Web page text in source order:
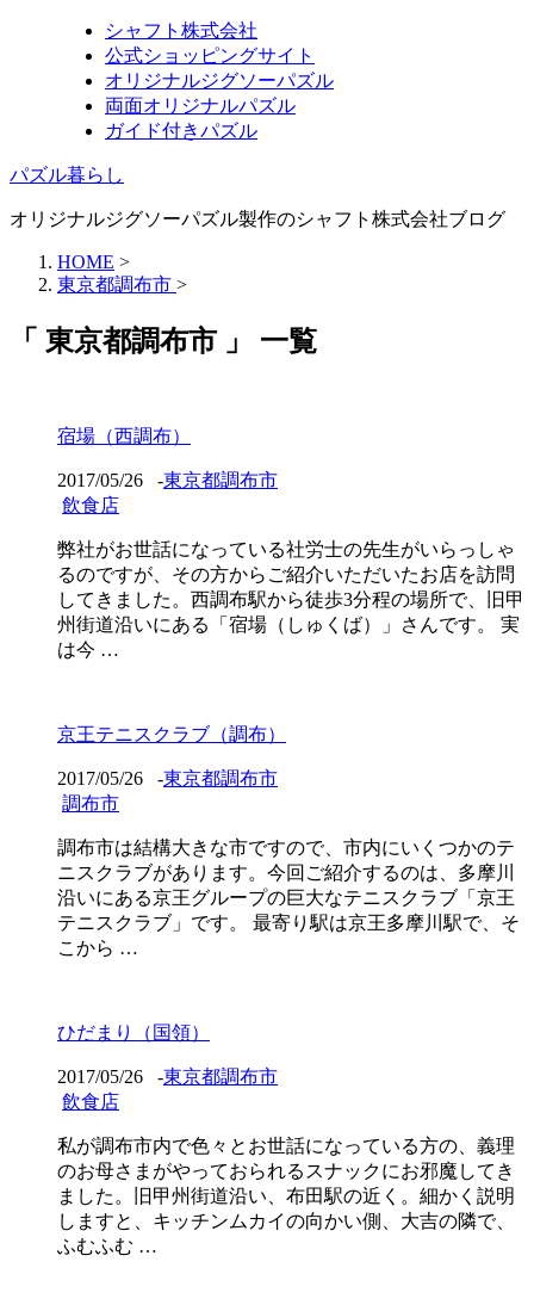
シャフト株式会社
公式ショッピングサイト
オリジナルジグソーパズル
両面オリジナルパズル
ガイド付きパズル
パズル暮らし
オリジナルジグソーパズル製作のシャフト株式会社ブログ
HOME >
東京都調布市 >
「 東京都調布市 」 一覧
宿場（西調布）
2017/05/26 -東京都調布市
飲食店
弊社がお世話になっている社労士の先生がいらっしゃ
るのですが、その方からご紹介いただいたお店を訪問
してきました。西調布駅から徒歩3分程の場所で、旧甲
州街道沿いにある「宿場（しゅくば）」さんです。 実
は今 …
京王テニスクラブ（調布）
2017/05/26 -東京都調布市
調布市
調布市は結構大きな市ですので、市内にいくつかのテ
ニスクラブがあります。今回ご紹介するのは、多摩川
沿いにある京王グループの巨大なテニスクラブ「京王
テニスクラブ」です。 最寄り駅は京王多摩川駅で、そ
こから …
ひだまり（国領）
2017/05/26 -東京都調布市
飲食店
私が調布市内で色々とお世話になっている方の、義理
のお母さまがやっておられるスナックにお邪魔してき
ました。旧甲州街道沿い、布田駅の近く。細かく説明
しますと、キッチンムカイの向かい側、大吉の隣で、
ふむふむ …